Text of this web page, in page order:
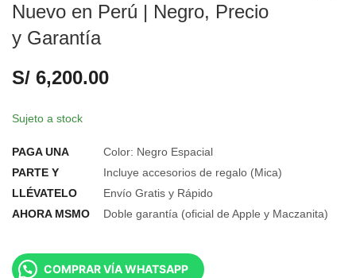
Nuevo en Perú | Negro, Precio
y Garantía
S/ 6,200.00
Sujeto a stock
PAGA UNA
PARTE Y
LLÉVATELO
AHORA MSMO
Color: Negro Espacial
Incluye accesorios de regalo (Mica)
Envío Gratis y Rápido
Doble garantía (oficial de Apple y Maczanita)
COMPRAR VÍA WHATSAPP